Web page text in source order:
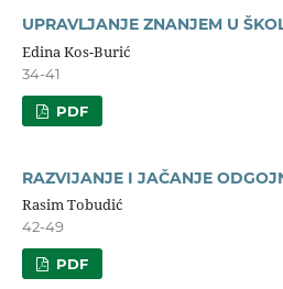
UPRAVLJANJE ZNANJEM U
Edina Kos-Burić
34-41
PDF
RAZVIJANJE I JAČANJE
Rasim Tobudić
42-49
PDF